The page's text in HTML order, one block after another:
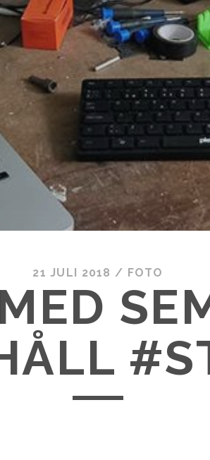
21 JULI 2018 / FOTO